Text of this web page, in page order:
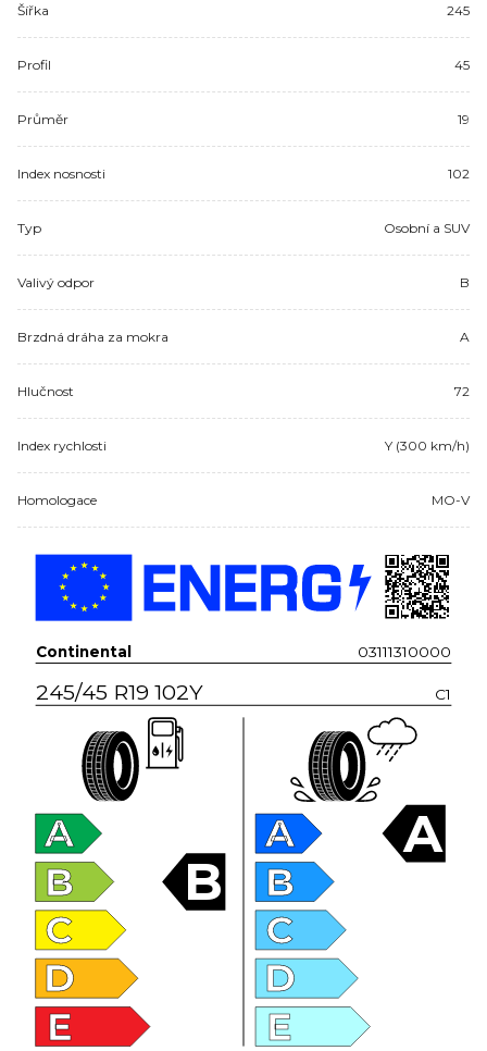
Šířka 245
Profil 45
Průměr 19
Index nosnosti 102
Typ Osobní a SUV
Valivý odpor B
Brzdná dráha za mokra A
Hlučnost 72
Index rychlosti Y (300 km/h)
Homologace MO-V
Continental 03111310000
245/45 R19 102Y C1
A
B
C
D
E
B
A
B
C
D
E
A